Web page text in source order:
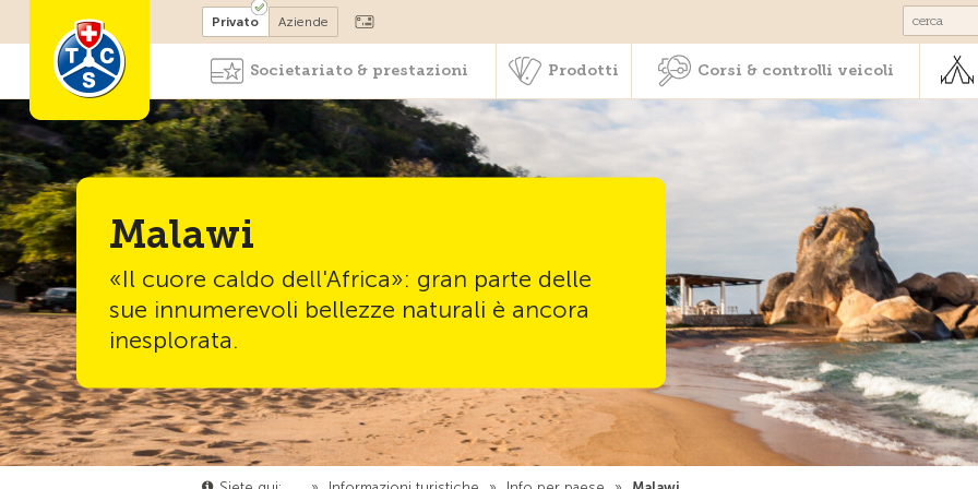
Diventare socio Corsi & controlli
Privato Aziende
Societariato & prestazioni Prodotti Corsi & controlli veicoli
Malawi
«Il cuore caldo dell'Africa»: gran parte delle
sue innumerevoli bellezze naturali è ancora
inesplorata.